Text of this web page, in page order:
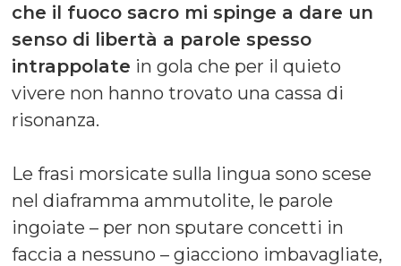
che il fuoco sacro mi spinge a dare un
senso di libertà a parole spesso
intrappolate in gola che per il quieto
vivere non hanno trovato una cassa di
risonanza.
Le frasi morsicate sulla lingua sono scese
nel diaframma ammutolite, le parole
ingoiate – per non sputare concetti in
faccia a nessuno – giacciono imbavagliate,